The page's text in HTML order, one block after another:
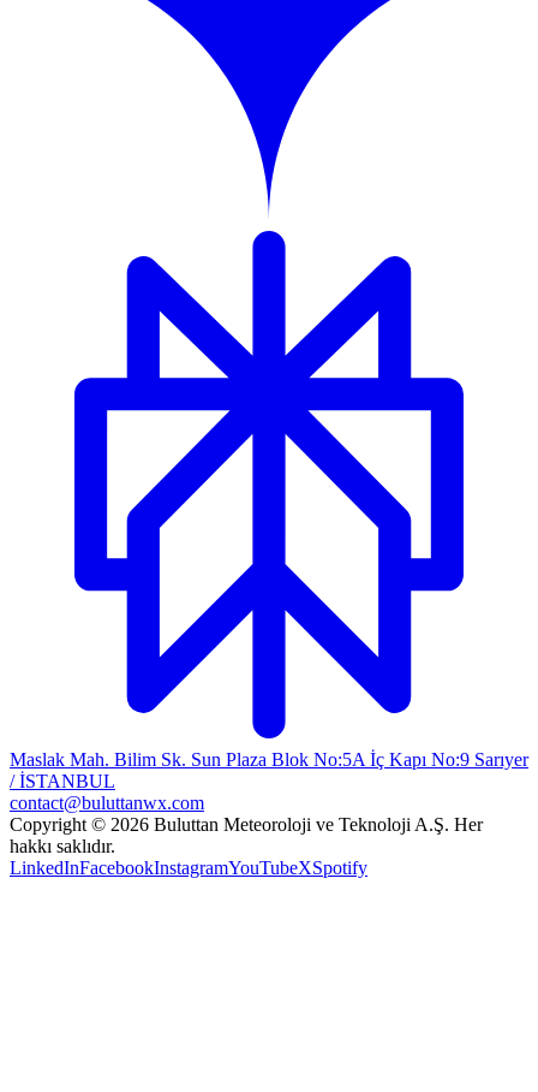
Maslak Mah. Bilim Sk. Sun Plaza Blok No:5A İç Kapı No:9 Sarıyer
/ İSTANBUL
contact@buluttanwx.com
Copyright © 2026 Buluttan Meteoroloji ve Teknoloji A.Ş. Her
hakkı saklıdır.
LinkedInFacebookInstagramYouTubeXSpotify